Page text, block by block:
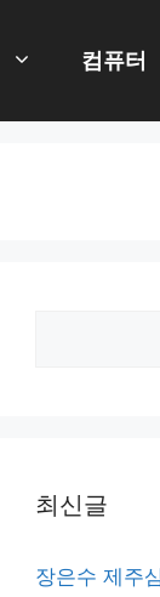
컴퓨터
최신글
장은수 제주